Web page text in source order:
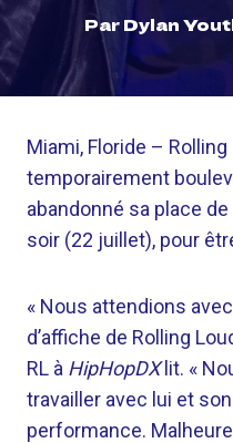
ParDylan
Miami, Floride –
temporairement
abandonné sa place
soir (22 juillet), pour
« Nous attendions
d’affiche de Rolling
RL à HipHopDXlit. «
travailler avec lui et
performance.